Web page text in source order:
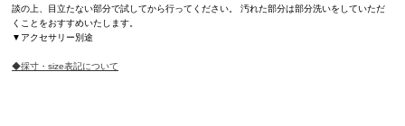
談の上、目立たない部分で試してから行ってください。 汚れた部分は部分洗いをしていただ
くことをおすすめいたします。
▼アクセサリー別途
◆採寸・size表記について